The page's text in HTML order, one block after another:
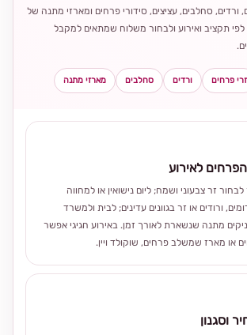
ורדים, סחלבים, עציצים, סידורי פרחים ומארזי מתנה של
לפי תקציב ואירוע ולבחור משלוח שמתאים למקבל
זרי פרחים ורדים סחלבים מארזי מתנה
לאירוע
זר צבעוני ושמח; ליום נישואין או למחווה
ורודים או זר בגוונים עדינים; לבית ולמשרד
מתנה שנשארת לאורך זמן. באירוע חגיגי אפשר
או מארז שמשלב פרחים, שוקולד ויין.
וסגנון